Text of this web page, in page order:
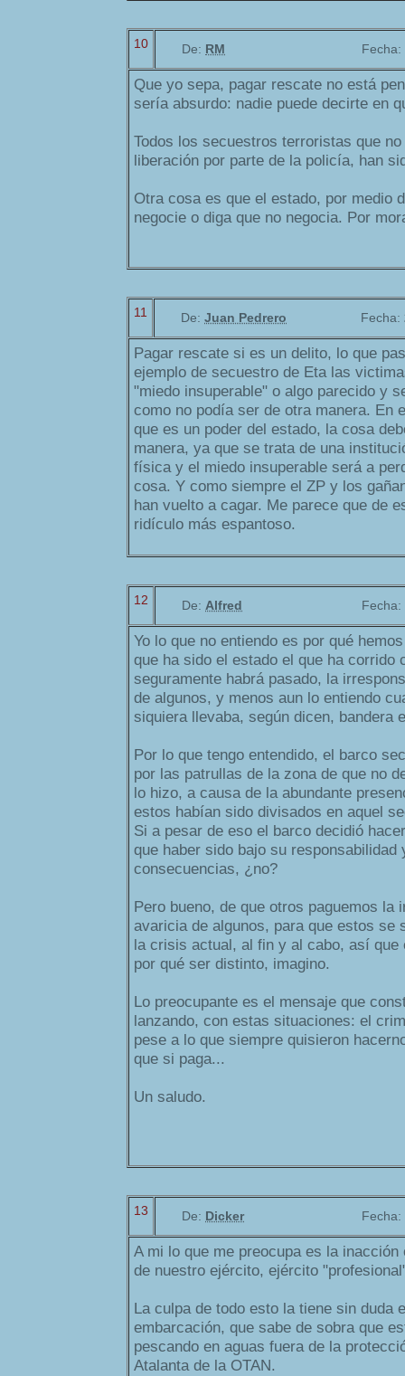
10 De: RM Fecha:
Que yo sepa, pagar rescate no está
sería absurdo: nadie puede decirte en
Todos los secuestros terroristas que
liberación por parte de la policía, han
Otra cosa es que el estado, por medio
negocie o diga que no negocia. Por
11 De: Juan Pedrero Fecha:
Pagar rescate si es un delito, lo que
ejemplo de secuestro de Eta las
"miedo insuperable" o algo parecido y
como no podía ser de otra manera. En
que es un poder del estado, la cosa
manera, ya que se trata de una
física y el miedo insuperable será a
cosa. Y como siempre el ZP y los
han vuelto a cagar. Me parece que de
ridículo más espantoso.
12 De: Alfred Fecha:
Yo lo que no entiendo es por qué
que ha sido el estado el que ha corrido
seguramente habrá pasado, la
de algunos, y menos aun lo entiendo
siquiera llevaba, según dicen, bandera
Por lo que tengo entendido, el barco
por las patrullas de la zona de que no
lo hizo, a causa de la abundante
estos habían sido divisados en aquel
Si a pesar de eso el barco decidió
que haber sido bajo su responsabilidad
consecuencias, ¿no?
Pero bueno, de que otros paguemos la
avaricia de algunos, para que estos se
la crisis actual, al fin y al cabo, así que
por qué ser distinto, imagino.
Lo preocupante es el mensaje que
lanzando, con estas situaciones: el
pese a lo que siempre quisieron
que si paga...
Un saludo.
13 De: Dicker Fecha:
A mi lo que me preocupa es la
de nuestro ejército, ejército
La culpa de todo esto la tiene sin duda
embarcación, que sabe de sobra que
pescando en aguas fuera de la
Atalanta de la OTAN.